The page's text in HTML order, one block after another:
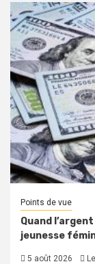
Points de vue
Quand
jeunesse
5 août 2026